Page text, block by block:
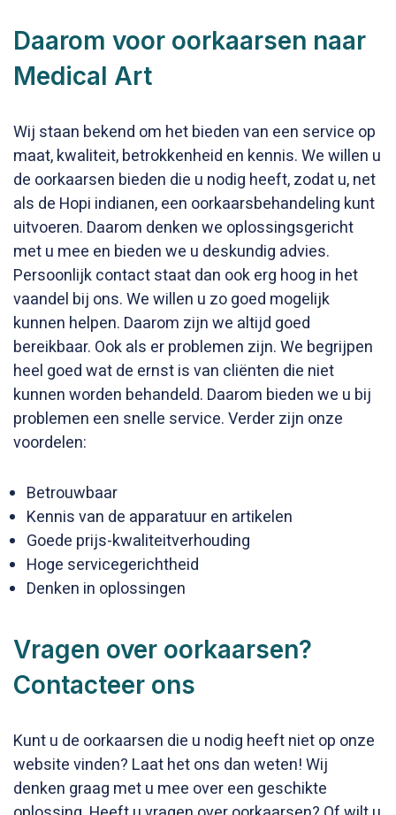
Daarom voor oorkaarsen naar
Medical Art
Wij staan bekend om het bieden van een service op
maat, kwaliteit, betrokkenheid en kennis. We willen u
de oorkaarsen bieden die u nodig heeft, zodat u, net
als de Hopi indianen, een oorkaarsbehandeling kunt
uitvoeren. Daarom denken we oplossingsgericht
met u mee en bieden we u deskundig advies.
Persoonlijk contact staat dan ook erg hoog in het
vaandel bij ons. We willen u zo goed mogelijk
kunnen helpen. Daarom zijn we altijd goed
bereikbaar. Ook als er problemen zijn. We begrijpen
heel goed wat de ernst is van cliënten die niet
kunnen worden behandeld. Daarom bieden we u bij
problemen een snelle service. Verder zijn onze
voordelen:
Betrouwbaar
Kennis van de apparatuur en artikelen
Goede prijs-kwaliteitverhouding
Hoge servicegerichtheid
Denken in oplossingen
Vragen over oorkaarsen?
Contacteer ons
Kunt u de oorkaarsen die u nodig heeft niet op onze
website vinden? Laat het ons dan weten! Wij
denken graag met u mee over een geschikte